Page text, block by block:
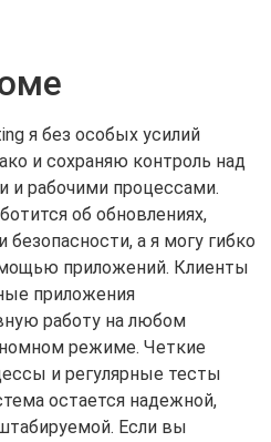
я без особых усилий
и сохраняю контроль над
и рабочими процессами.
об обновлениях,
а я могу гибко
приложений. Клиенты
приложения
работу на любом
режиме. Четкие
и регулярные тесты
остается надежной,
Если вы